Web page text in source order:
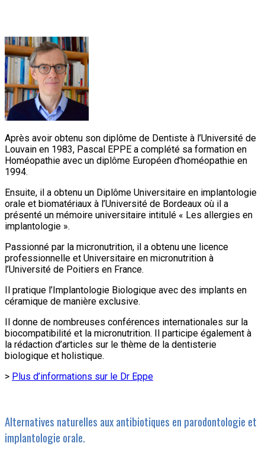
Après avoir obtenu son diplôme de Dentiste à l’Université de
Louvain en 1983, Pascal EPPE a complété sa formation en
Homéopathie avec un diplôme Européen d’homéopathie en
1994.
Ensuite, il a obtenu un Diplôme Universitaire en implantologie
orale et biomatériaux à l’Université de Bordeaux où il a
présenté un mémoire universitaire intitulé « Les allergies en
implantologie ».
Passionné par la micronutrition, il a obtenu une licence
professionnelle et Universitaire en micronutrition à
l’Université de Poitiers en France.
Il pratique l’Implantologie Biologique avec des implants en
céramique de manière exclusive.
Il donne de nombreuses conférences internationales sur la
biocompatibilité et la micronutrition. Il participe également à
la rédaction d’articles sur le thème de la dentisterie
biologique et holistique.
> Plus d’informations sur le Dr Eppe
Alternatives naturelles aux antibiotiques en parodontologie et
implantologie orale.